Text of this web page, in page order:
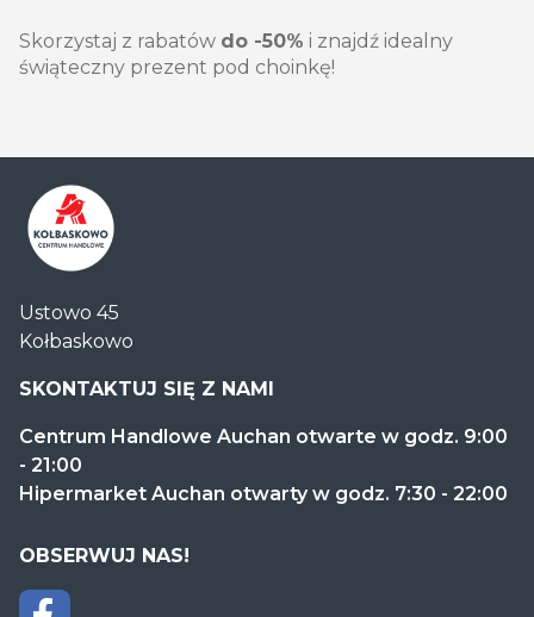
Skorzystaj z rabatów do -50% i znajdź idealny
świąteczny prezent pod choinkę!
Handlowe
Auchan
Kołbaskowo
Ustowo 45
Kołbaskowo
SKONTAKTUJ SIĘ Z NAMI
Centrum Handlowe Auchan otwarte w godz. 9:00
- 21:00
Hipermarket Auchan otwarty w godz. 7:30 - 22:00
OBSERWUJ NAS!